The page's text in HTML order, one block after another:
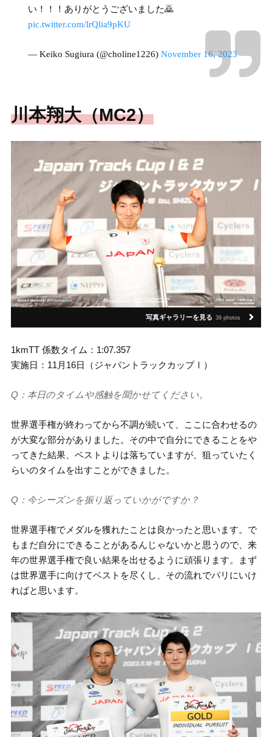
い！！！ありがとうございました🙇
pic.twitter.com/lrQlia9pKU
— Keiko Sugiura (@choline1226) November 16, 2023
川本翔大（MC2）
写真ギャラリーを見る 39 photos
1kmTT 係数タイム：1:07.357
実施日：11月16日（ジャパントラックカップⅠ）
Q：本日のタイムや感触を聞かせてください。
世界選手権が終わってから不調が続いて、ここに合わせるの
が大変な部分がありました。その中で自分にできることをや
ってきた結果、ベストよりは落ちていますが、狙っていたく
らいのタイムを出すことができました。
Q：今シーズンを振り返っていかがですか？
世界選手権でメダルを獲れたことは良かったと思います。で
もまだ自分にできることがあるんじゃないかと思うので、来
年の世界選手権で良い結果を出せるように頑張ります。まず
は世界選手に向けてベストを尽くし、その流れでパリにいけ
ればと思います。